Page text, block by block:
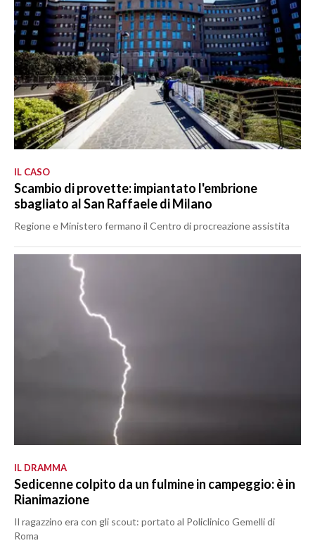
IL CASO
Scambio di provette: impiantato l'embrione
sbagliato al San Raffaele di Milano
Regione e Ministero fermano il Centro di procreazione assistita
IL DRAMMA
Sedicenne colpito da un fulmine in campeggio: è in
Rianimazione
Il ragazzino era con gli scout: portato al Policlinico Gemelli di
Roma